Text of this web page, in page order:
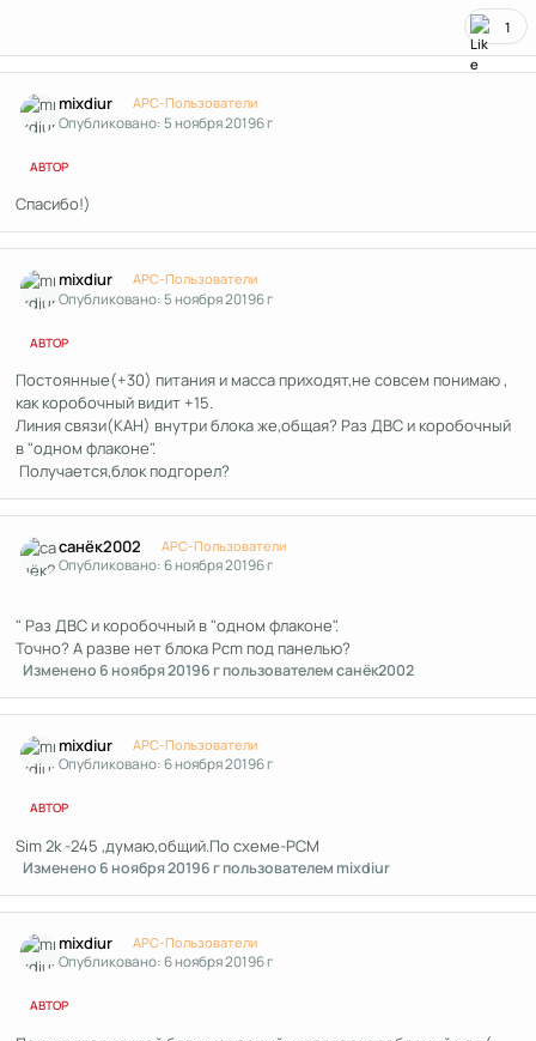
1
mixdiur APC-Пользователи
Опубликовано:5 ноября 20196 г
АВТОР
Спасибо!)
mixdiur APC-Пользователи
Опубликовано:5 ноября 20196 г
АВТОР
Постоянные(+30) питания и масса приходят,не совсем понимаю ,
как коробочный видит +15.
Линия связи(КАН) внутри блока же,общая? Раз ДВС и коробочный
в "одном флаконе".
Получается,блок подгорел?
санёк2002 APC-Пользователи
Опубликовано:6 ноября 20196 г
" Раз ДВС и коробочный в "одном флаконе".
Точно? А разве нет блока Pcm под панелью?
Изменено 6 ноября 20196 гпользователем санёк2002
mixdiur APC-Пользователи
Опубликовано:6 ноября 20196 г
АВТОР
Sim 2k -245 ,думаю,общий.По схеме-PCM
Изменено 6 ноября 20196 гпользователем mixdiur
mixdiur APC-Пользователи
Опубликовано:6 ноября 20196 г
АВТОР